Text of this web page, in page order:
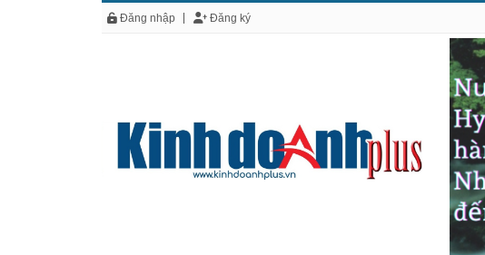
Đăng nhập Đăng ký